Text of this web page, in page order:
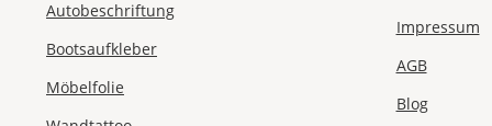
Autobeschriftung
Bootsaufkleber
Möbelfolie
Impressum
AGB
Blog